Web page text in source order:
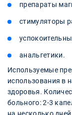
препараты
стимуляторы
анальгетики.
Используемые
использования в
здоровья.
больного: 2-3